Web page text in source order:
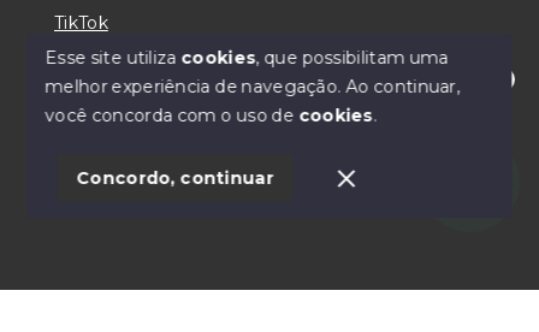
Olá! Estamos online para te atender!
TikTok
© Copyright 2026 - Alpha Imóveis e Administração
SITE PARA IMOBILIARIA
Esse site utiliza cookies, que possibilitam uma
melhor experiência de navegação.Ao continuar,
você concorda com o uso de cookies.
Concordo, continuar